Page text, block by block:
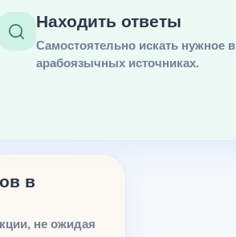
Находить ответы
Самостоятельно искать нужное в
арабоязычных источниках.
в
не ожидая